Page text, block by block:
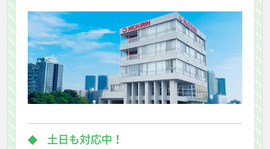
土日も対応中！